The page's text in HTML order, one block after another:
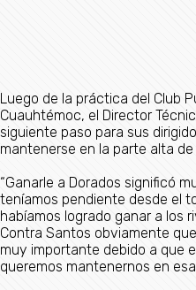
Luego de la práctica del Club
Cuauhtémoc, el Director
siguiente paso para sus
mantenerse en la parte alta
“Ganarle a Dorados significó
teníamos pendiente desde el
habíamos logrado ganar a los
Contra Santos obviamente
muy importante debido a que
queremos mantenernos en esa